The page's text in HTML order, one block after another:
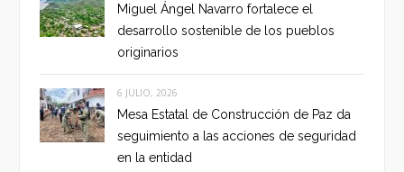
Miguel Ángel Navarro fortalece el
desarrollo sostenible de los pueblos
originarios
6 JULIO, 2026
Mesa Estatal de Construcción de Paz da
seguimiento a las acciones de seguridad
en la entidad